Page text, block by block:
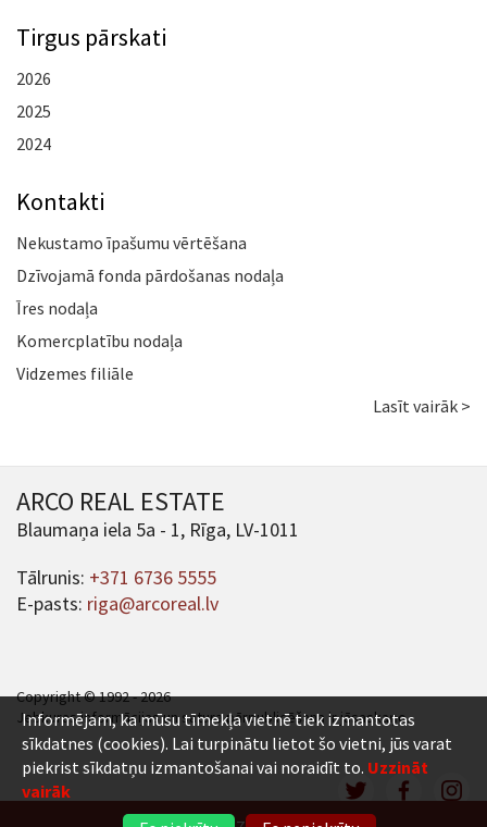
Tirgus pārskati
2026
2025
2024
Kontakti
Nekustamo īpašumu vērtēšana
Dzīvojamā fonda pārdošanas nodaļa
Īres nodaļa
Komercplatību nodaļa
Vidzemes filiāle
Lasīt vairāk >
ARCO REAL ESTATE
Blaumaņa iela 5a - 1, Rīga, LV-1011
Tālrunis: +371 6736 5555
E-pasts: riga@arcoreal.lv
Copyright © 1992 - 2026
Jebkuras informācijas un satura pārpublicēšana ir jāsaskaņo.
Informējam, ka mūsu tīmekļa vietnē tiek izmantotas
sīkdatnes (cookies). Lai turpinātu lietot šo vietni, jūs varat
piekrist sīkdatņu izmantošanai vai noraidīt to. Uzzināt
vairāk